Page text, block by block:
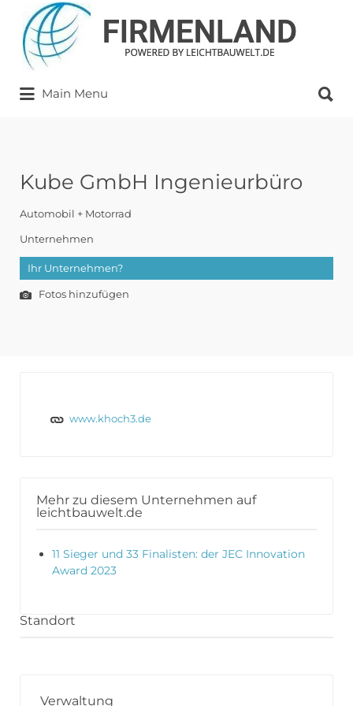
Suchen
nach:
Main Menu
nach:
Kube GmbH Ingenieurbüro
Automobil + Motorrad
Unternehmen
Ihr Unternehmen?
Fotos hinzufügen
www.khoch3.de
Mehr zu diesem Unternehmen auf
leichtbauwelt.de
11 Sieger und 33 Finalisten: der JEC Innovation
Award 2023
Standort
Verwaltung